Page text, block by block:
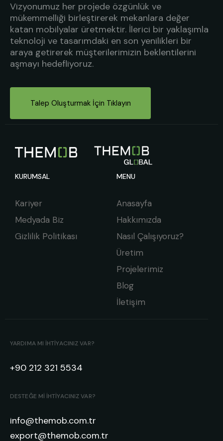
Vizyonumuz her projede özgünlük ve
mükemmelliği birleştirerek mekanlara değer
katan mobilyalar üretmektir. İlerici bir yaklaşımla
teknoloji ve tasarımdaki en son yenilikleri bir
araya getirerek müşterilerimizin beklentilerini
aşmayı hedefliyoruz.
Talep Oluşturmak İçin Tıklayın
KURUMSAL
Kariyer
Medyada Biz
Gizlilik Politikası
MENU
Anasayfa
Hakkımızda
Nasıl Çalışıyoruz?
Üretim
Projelerimiz
Blog
İletişim
YARDIMA MI IHTIYACINIZ VAR?
+90 212 321 5534
DESTEĞE MI IHTIYACINIZ VAR?
info@themob.com.tr
export@themob.com.tr